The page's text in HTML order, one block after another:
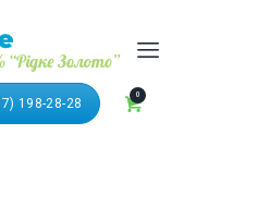
198-28-28
0
МАСЛО
"ГХИ"